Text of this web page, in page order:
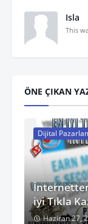
Isla
This
ÖNE ÇIKAN
Dijital
iyi Tıkla
Haziran 27,